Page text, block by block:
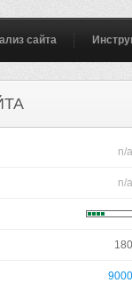
сайта
n/a
n/a
180
9000